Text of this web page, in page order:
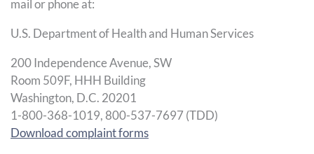
mail or phone at:
U.S. Department of Health and Human Services
200 Independence Avenue, SW
Room 509F, HHH Building
Washington, D.C. 20201
1-800-368-1019, 800-537-7697 (TDD)
Download complaint forms